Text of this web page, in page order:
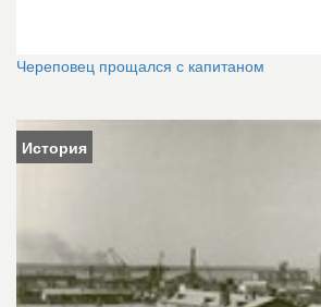
Череповец прощался с капитаном
История